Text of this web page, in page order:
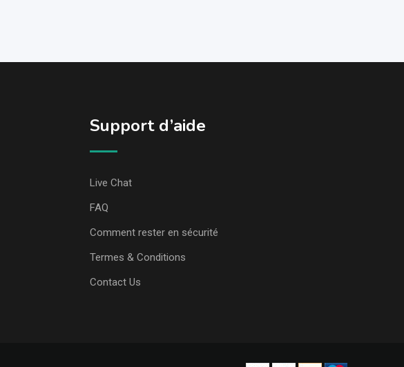
Support d’aide
Live Chat
FAQ
Comment rester en sécurité
Termes & Conditions
Contact Us